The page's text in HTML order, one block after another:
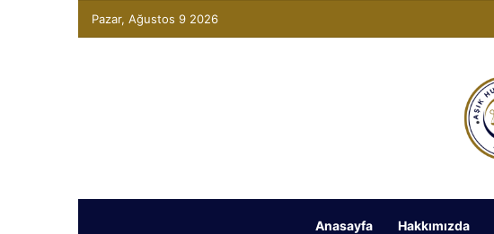
Pazar, Ağustos 9 2026
Anasayfa Hakkımızda